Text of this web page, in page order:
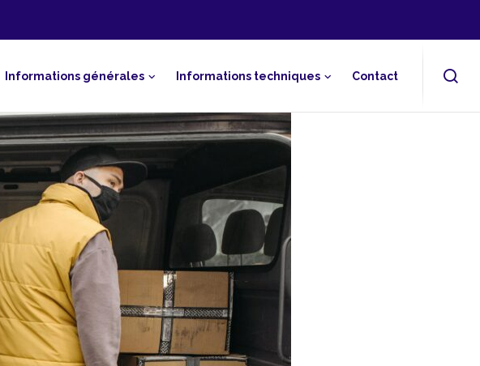
Informations générales Informations techniques Contact